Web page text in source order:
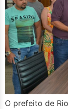
O prefeito de